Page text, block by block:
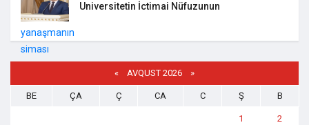
Universitetin İctimai Nüfuzunun
« AVQUST 2026 »
BE ÇA Ç CA C Ş B
1 2